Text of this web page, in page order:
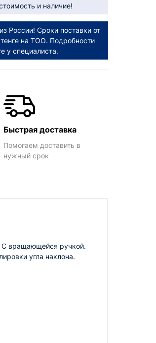
и наличие!
России! Сроки поставки от
на ТОО. Подробности
у специалиста.
Быстрая доставка
Помогаем доставить в
нужный срок
вращающейся ручкой.
угла наклона.